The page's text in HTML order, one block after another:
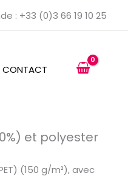
: +33 (0)3 66 19 10 25
CONTACT
et polyester
(150 g/m²), avec